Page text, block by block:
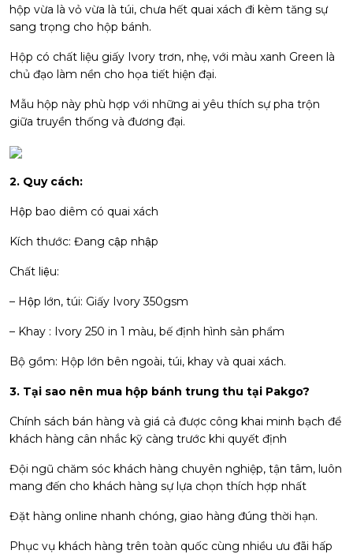
hộp vừa là vỏ vừa là túi, chưa hết quai xách đi kèm tăng sự
sang trọng cho hộp bánh.
Hộp có chất liệu giấy Ivory trơn, nhẹ, với màu xanh Green là
chủ đạo làm nền cho họa tiết hiện đại.
Mẫu hộp này phù hợp với những ai yêu thích sự pha trộn
giữa truyền thống và đương đại.
2. Quy cách:
Hộp bao diêm có quai xách
Kích thước: Đang cập nhập
Chất liệu:
– Hộp lớn, túi: Giấy Ivory 350gsm
– Khay : Ivory 250 in 1 màu, bế định hình sản phẩm
Bộ gồm: Hộp lớn bên ngoài, túi, khay và quai xách.
3. Tại sao nên mua hộp bánh trung thu tại Pakgo?
Chính sách bán hàng và giá cả được công khai minh bạch để
khách hàng cân nhắc kỹ càng trước khi quyết định
Đội ngũ chăm sóc khách hàng chuyên nghiệp, tận tâm, luôn
mang đến cho khách hàng sự lựa chọn thích hợp nhất
Đặt hàng online nhanh chóng, giao hàng đúng thời hạn.
Phục vụ khách hàng trên toàn quốc cùng nhiều ưu đãi hấp